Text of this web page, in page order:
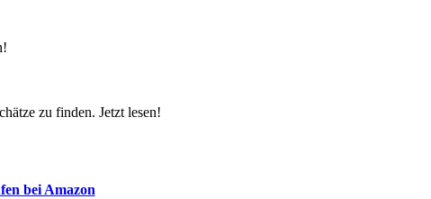
zu finden. Jetzt lesen!
bei Amazon